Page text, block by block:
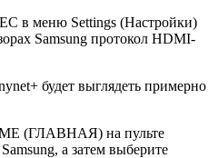
в меню Settings (Настройки)
Samsung протокол HDMI-
будет выглядеть примерно
(ГЛАВНАЯ) на пульте
а затем выберите